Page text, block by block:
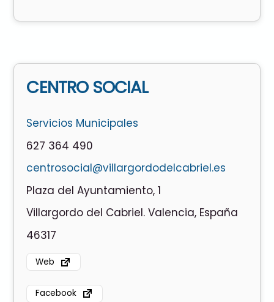
CENTRO SOCIAL
Servicios Municipales
627 364 490
centrosocial@villargordodelcabriel.es
Plaza del Ayuntamiento, 1
Villargordo del Cabriel. Valencia, España
46317
Web
Facebook